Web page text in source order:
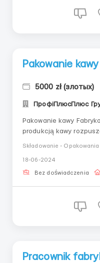
Pakowanie
5000 zł (злотых)
ПрофіПлюсПлюс
Pakowanie kawy Fabryka zajmuje się pakowaniem i
produkcją kawy rozpuszczalnej
Kobiety do 55. roku
Kawowa 3 Zatrudnienie:
następnie kierowca
Składowanie -
18-06-2024
Bez doświadczenia
Pracownik